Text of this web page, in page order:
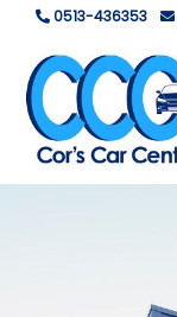
0513-436353